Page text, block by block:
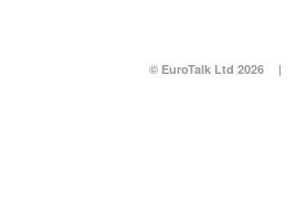
© EuroTalk Ltd 2026 |